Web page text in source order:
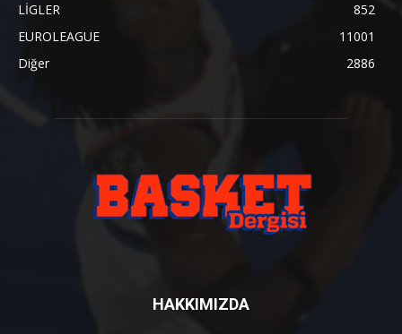
LİGLER
852
EUROLEAGUE
11001
Diğer
2886
HAKKIMIZDA